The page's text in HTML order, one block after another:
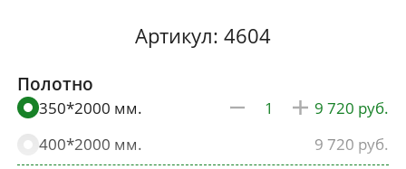
Артикул: 4604
Полотно
350*2000 мм.
9 720
400*2000 мм.
9 720